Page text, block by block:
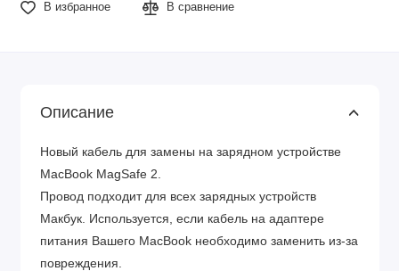
В избранное В сравнение
Описание
Новый кабель для замены на зарядном устройстве
MacBook MagSafe 2.
Провод подходит для всех зарядных устройств
Макбук. Используется, если кабель на адаптере
питания Вашего MacBook необходимо заменить из-за
повреждения.